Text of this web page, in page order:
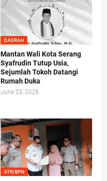
DAERAH
Mantan Wali Kota Serang
Syafrudin Tutup Usia,
Sejumlah Tokoh Datangi
Rumah Duka
June 23, 2026
ATR/BPN